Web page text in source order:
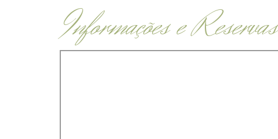
Informações e Reservas